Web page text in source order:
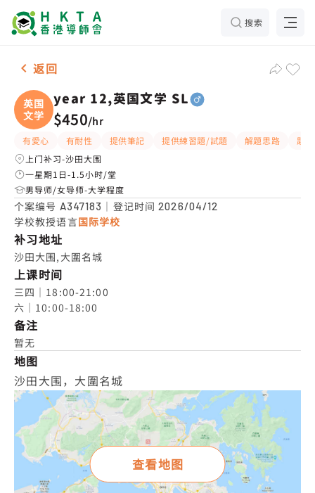
搜索
男-1名 year 12,英国文学 SL，沙田大围 补习推介
返回
英国
文学
year 12,英国文学 SL
$450/hr
有愛心 有耐性 提供筆記 提供練習題/試題 解題思路
題
上门补习-沙田大围
一星期1日-1.5小时/堂
男导师/女导师-大学程度
个案编号 A347183 ｜登记时间2026/04/12
学校教授语言国际学校
补习地址
沙田大围,大圍名城
上课时间
三四｜18:00-21:00
六｜10:00-18:00
备注
暂无
地图
沙田大围，大圍名城
查看地图